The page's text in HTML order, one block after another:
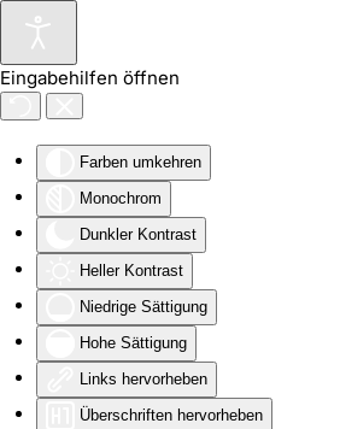
Eingabehilfen öffnen
Farben umkehren
Monochrom
Dunkler Kontrast
Heller Kontrast
Niedrige Sättigung
Hohe Sättigung
Links hervorheben
Überschriften hervorheben
Zum Hauptinhalt springen